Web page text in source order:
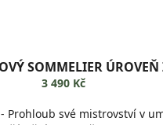
SOMMELIER ÚROVEŇ
3 490 Kč
- Prohloub své mistrovství v